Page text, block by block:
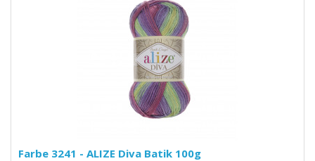
Farbe 3241 - ALIZE Diva Batik 100g